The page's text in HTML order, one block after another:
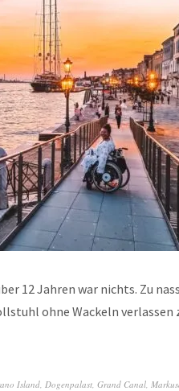
12 Jahren war nichts. Zu
ohne Wackeln
Island, Dogenpalast, Grand Canal,